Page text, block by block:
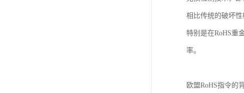
相比传统的破坏
特别是在RoHS重
率。
欧盟RoHS指令的